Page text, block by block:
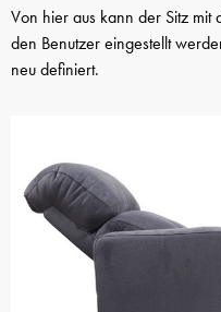
Von hier aus kann der Sitz
den Benutzer eingestellt
neu definiert.